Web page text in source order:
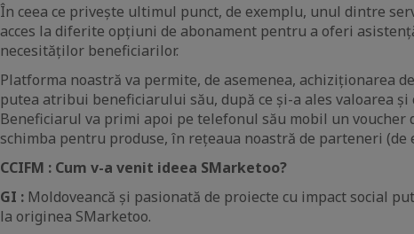
În ceea ce privește ultimul punct, de exemplu, unul dintre
acces la diferite opțiuni de abonament pentru a oferi
necesităților beneficiarilor.
Platforma noastră va permite, de asemenea, achiziționarea
putea atribui beneficiarului său, după ce și-a ales valoarea și
Beneficiarul va primi apoi pe telefonul său mobil un voucher
schimba pentru produse, în rețeaua noastră de parteneri (de
CCIFM : Cum v-a venit ideea SMarketoo?
GI : Moldoveancă și pasionată de proiecte cu impact social
la originea SMarketoo.